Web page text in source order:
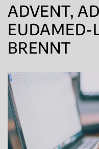
ADVENT,
EUDAMED-
BRENNT